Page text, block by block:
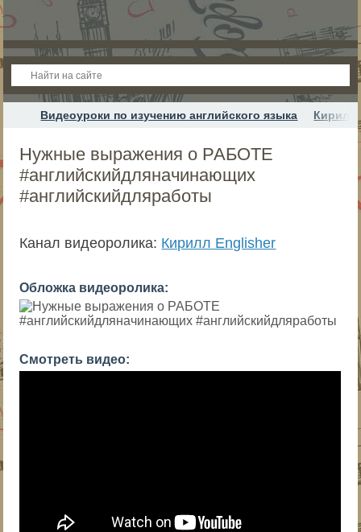
Видеоуроки по изучению английского языка Кирилл
Нужные выражения о РАБОТЕ
#английскийдляначинающих
#английскийдляработы
Канал видеоролика: Кирилл Englisher
Обложка видеоролика:
Смотреть видео: